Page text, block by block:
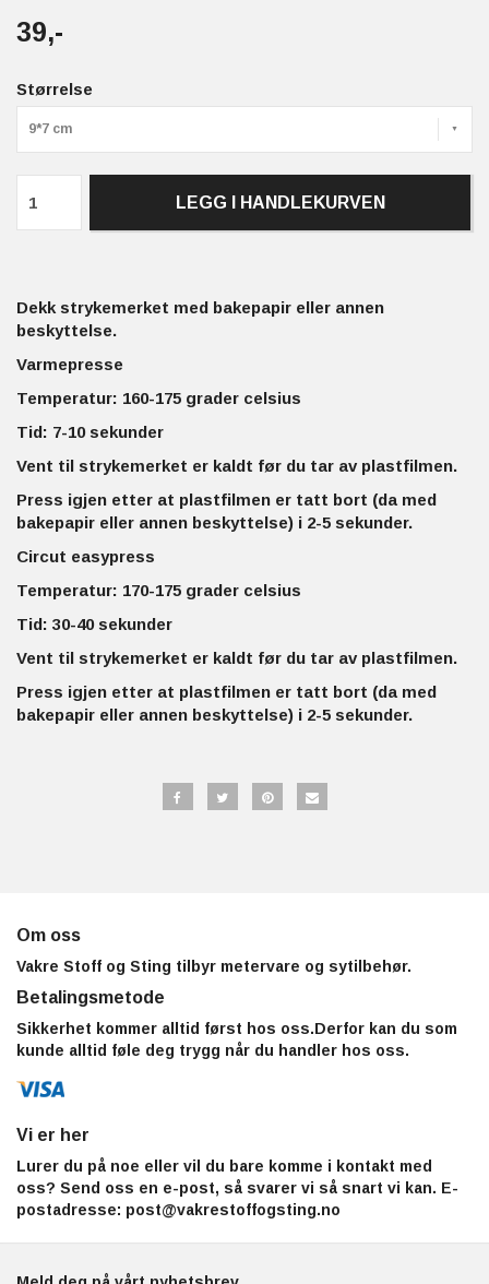
39,-
Størrelse
9*7 cm
LEGG I HANDLEKURVEN
Dekk strykemerket med bakepapir eller annen
beskyttelse.
Varmepresse
Temperatur: 160-175 grader celsius
Tid: 7-10 sekunder
Vent til strykemerket er kaldt før du tar av plastfilmen.
Press igjen etter at plastfilmen er tatt bort (da med
bakepapir eller annen beskyttelse) i 2-5 sekunder.
Circut easypress
Temperatur: 170-175 grader celsius
Tid: 30-40 sekunder
Vent til strykemerket er kaldt før du tar av plastfilmen.
Press igjen etter at plastfilmen er tatt bort (da med
bakepapir eller annen beskyttelse) i 2-5 sekunder.
Om oss
Vakre Stoff og Sting tilbyr metervare og sytilbehør.
Betalingsmetode
Sikkerhet kommer alltid først hos oss.Derfor kan du som
kunde alltid føle deg trygg når du handler hos oss.
Vi er her
Lurer du på noe eller vil du bare komme i kontakt med
oss? Send oss en e-post, så svarer vi så snart vi kan. E-
postadresse: post@vakrestoffogsting.no